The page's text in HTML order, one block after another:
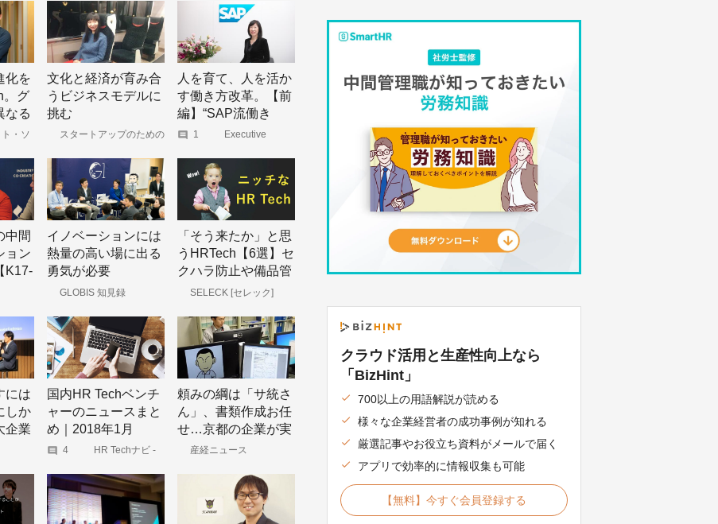
化を
。グ
なる
・ソ
文化と経済が育み合
うビジネスモデルに
挑む
スタートアップのための
人を育て、人を活か
す働き方改革。【前
編】“SAP流働き
方”その行動指針と
1
Executive
中間
ョン
K17-
イノベーションには
熱量の高い場に出る
勇気が必要
GLOBIS 知見録
「そう来たか」と思
うHRTech【6選】セ
クハラ防止や備品管
理、同僚とのマッチ
SELECK [セレック]
には
しか
企業
始
国内HR Techベンチ
ャーのニュースまと
め｜2018年1月
4
HR Techナビ -
レンドをキャッチ
アップ。
頼みの綱は「サ統さ
ん」、書類作成お任
せ…京都の企業が実
践するユニークな働
産経ニュース
クラウド活用と生産性向上なら
「BizHint」
700以上の用語解説が読める
様々な企業経営者の成功事例が知れる
厳選記事やお役立ち資料がメールで届く
アプリで効率的に情報収集も可能
【無料】今すぐ会員登録する